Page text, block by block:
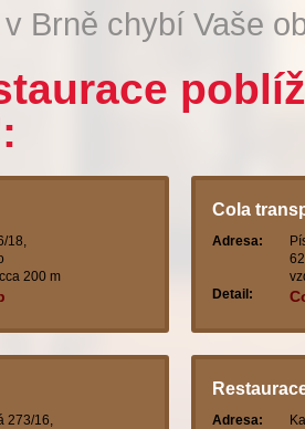
Brně chybí Vaše
18,
200 m
Cola
Adresa:
Detail:
273/16,
Adresa: